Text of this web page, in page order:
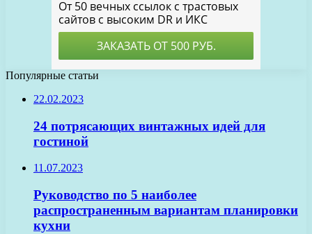
Популярные статьи
22.02.2023
24 потрясающих винтажных идей для
гостиной
11.07.2023
Руководство по 5 наиболее
распространенным вариантам планировки
кухни